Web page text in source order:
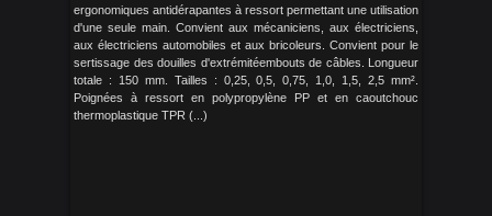
ergonomiques antidérapantes à ressort permettant une utilisation
d'une seule main. Convient aux mécaniciens, aux électriciens,
aux électriciens automobiles et aux bricoleurs. Convient pour le
sertissage des douilles d'extrémitéembouts de câbles. Longueur
totale : 150 mm. Tailles : 0,25, 0,5, 0,75, 1,0, 1,5, 2,5 mm².
Poignées à ressort en polypropylène PP et en caoutchouc
thermoplastique TPR (...)